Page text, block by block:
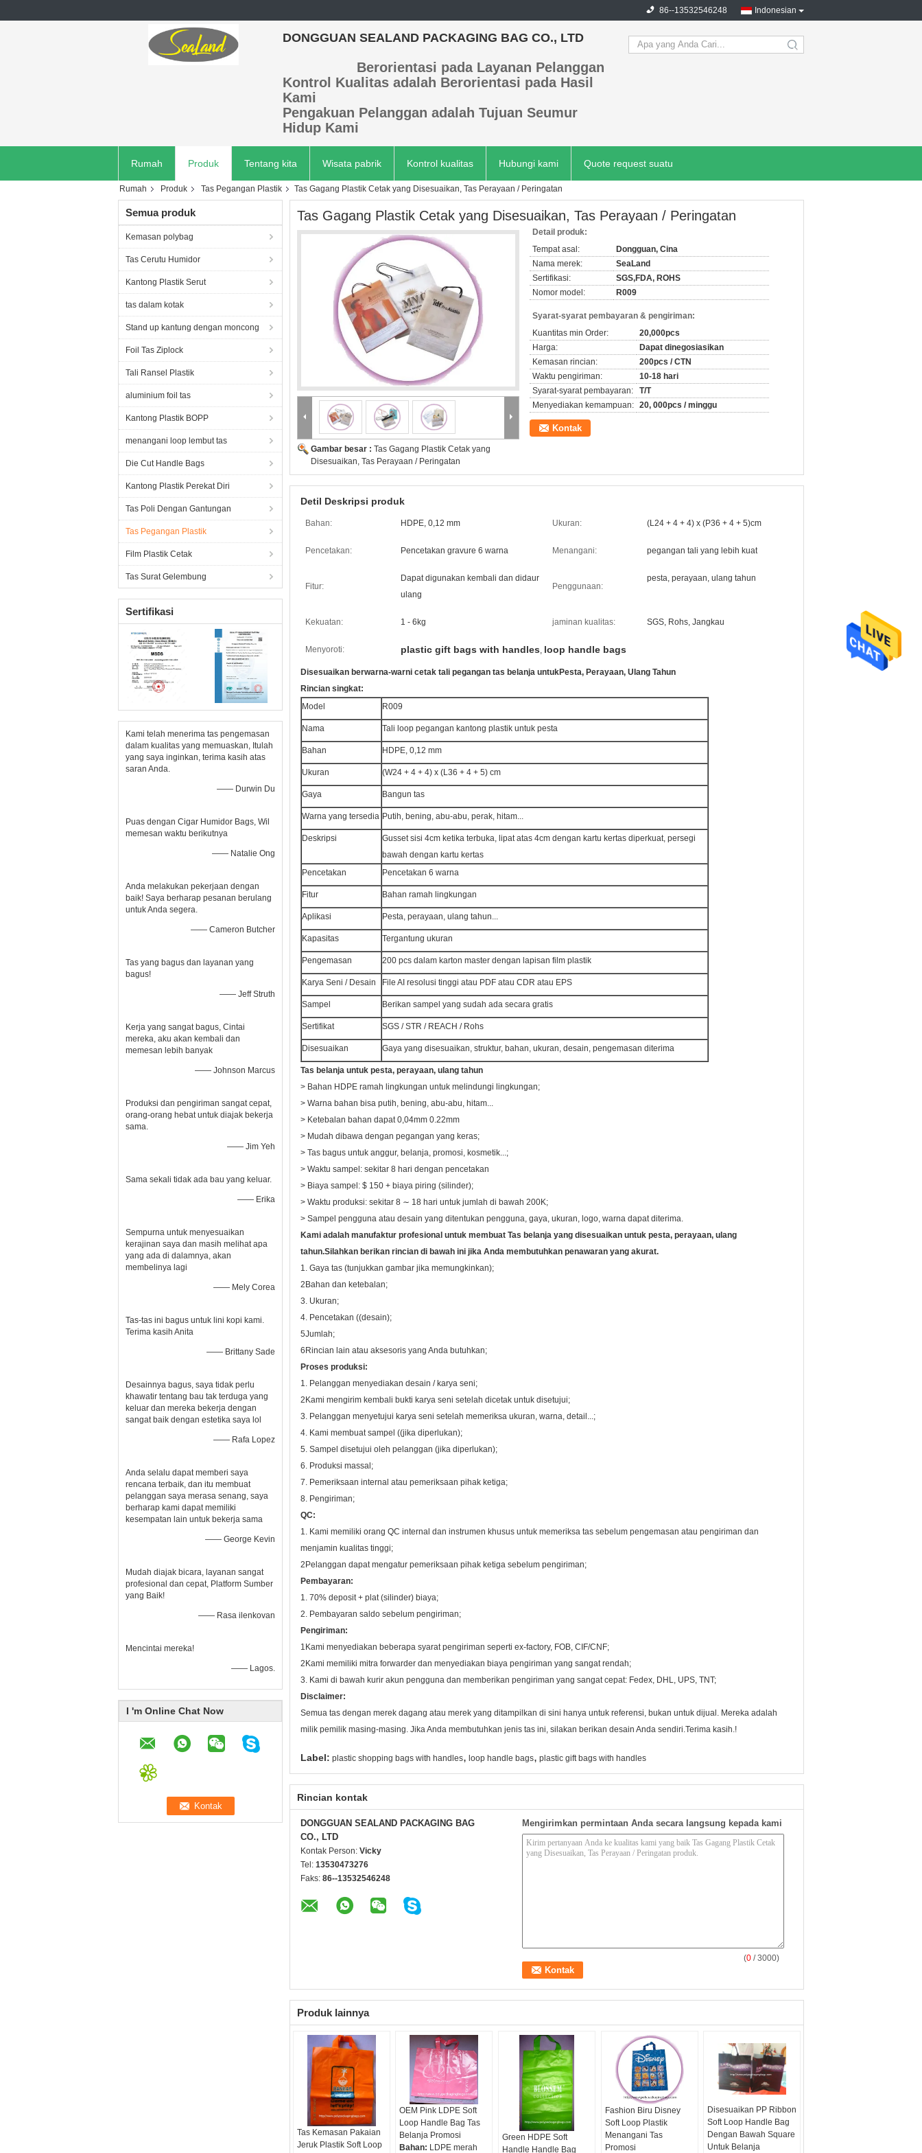
Indonesian
86--13532546248
DONGGUAN SEALAND PACKAGING BAG CO., LTD
Berorientasi pada Layanan Pelanggan
Kontrol Kualitas adalah Berorientasi pada Hasil
Kami
Pengakuan Pelanggan adalah Tujuan Seumur
Hidup Kami
search
Rumah Produk Tentang kita Wisata pabrik Kontrol kualitas Hubungi kami Quote request suatu
Rumah Produk Tas Pegangan Plastik Tas Gagang Plastik Cetak yang Disesuaikan, Tas Perayaan / Peringatan
Semua produk
Kemasan polybag
Tas Cerutu Humidor
Kantong Plastik Serut
tas dalam kotak
Stand up kantung dengan moncong
Foil Tas Ziplock
Tali Ransel Plastik
aluminium foil tas
Kantong Plastik BOPP
menangani loop lembut tas
Die Cut Handle Bags
Kantong Plastik Perekat Diri
Tas Poli Dengan Gantungan
Tas Pegangan Plastik
Film Plastik Cetak
Tas Surat Gelembung
Sertifikasi
Kami telah menerima tas pengemasan
dalam kualitas yang memuaskan, Itulah
yang saya inginkan, terima kasih atas
saran Anda.
—— Durwin Du
Puas dengan Cigar Humidor Bags, Wil
memesan waktu berikutnya
—— Natalie Ong
Anda melakukan pekerjaan dengan
baik! Saya berharap pesanan berulang
untuk Anda segera.
—— Cameron Butcher
Tas yang bagus dan layanan yang
bagus!
—— Jeff Struth
Kerja yang sangat bagus, Cintai
mereka, aku akan kembali dan
memesan lebih banyak
—— Johnson Marcus
Produksi dan pengiriman sangat cepat,
orang-orang hebat untuk diajak bekerja
sama.
—— Jim Yeh
Sama sekali tidak ada bau yang keluar.
—— Erika
Sempurna untuk menyesuaikan
kerajinan saya dan masih melihat apa
yang ada di dalamnya, akan
membelinya lagi
—— Mely Corea
Tas-tas ini bagus untuk lini kopi kami.
Terima kasih Anita
—— Brittany Sade
Desainnya bagus, saya tidak perlu
khawatir tentang bau tak terduga yang
keluar dan mereka bekerja dengan
sangat baik dengan estetika saya lol
—— Rafa Lopez
Anda selalu dapat memberi saya
rencana terbaik, dan itu membuat
pelanggan saya merasa senang, saya
berharap kami dapat memiliki
kesempatan lain untuk bekerja sama
—— George Kevin
Mudah diajak bicara, layanan sangat
profesional dan cepat, Platform Sumber
yang Baik!
—— Rasa ilenkovan
Mencintai mereka!
—— Lagos.
I 'm Online Chat Now
Tas Gagang Plastik Cetak yang Disesuaikan, Tas Perayaan / Peringatan
Gambar besar : Tas Gagang Plastik Cetak yang
Disesuaikan, Tas Perayaan / Peringatan
Detail produk:
Tempat asal:
Dongguan, Cina
Nama merek:
SeaLand
Sertifikasi:
SGS,FDA, ROHS
Nomor model:
R009
Syarat-syarat pembayaran & pengiriman:
Kuantitas min Order:
20,000pcs
Harga:
Dapat dinegosiasikan
Kemasan rincian:
200pcs / CTN
Waktu pengiriman:
10-18 hari
Syarat-syarat pembayaran:
T/T
Menyediakan kemampuan: 20, 000pcs / minggu
Kontak
Detil Deskripsi produk
Bahan: HDPE, 0,12 mm Ukuran: (L24 + 4 + 4) x (P36 + 4 + 5)cm
Pencetakan: Pencetakan gravure 6 warna Menangani: pegangan tali yang lebih kuat
Fitur:
Dapat digunakan kembali dan didaur
ulang
Penggunaan:
pesta, perayaan, ulang tahun
Kekuatan: 1 - 6kg jaminan kualitas: SGS, Rohs, Jangkau
Menyoroti: plastic gift bags with handles, loop handle bags
Disesuaikan berwarna-warni cetak tali pegangan tas belanja untukPesta, Perayaan, Ulang Tahun
Rincian singkat:
Model
R009
Nama Tali loop pegangan kantong plastik untuk pesta
Bahan HDPE, 0,12 mm
Ukuran (W24 + 4 + 4) x (L36 + 4 + 5) cm
Gaya Bangun tas
Warna yang tersedia Putih, bening, abu-abu, perak, hitam...
Deskripsi
Gusset sisi 4cm ketika terbuka, lipat atas 4cm dengan kartu kertas diperkuat, persegi
bawah dengan kartu kertas
Pencetakan
Pencetakan 6 warna
Fitur Bahan ramah lingkungan
Aplikasi Pesta, perayaan, ulang tahun...
Kapasitas Tergantung ukuran
Pengemasan 200 pcs dalam karton master dengan lapisan film plastik
Karya Seni / Desain File AI resolusi tinggi atau PDF atau CDR atau EPS
Sampel Berikan sampel yang sudah ada secara gratis
Sertifikat SGS / STR / REACH / Rohs
Disesuaikan Gaya yang disesuaikan, struktur, bahan, ukuran, desain, pengemasan diterima
Tas belanja untuk pesta, perayaan, ulang tahun
> Bahan HDPE ramah lingkungan untuk melindungi lingkungan;
> Warna bahan bisa putih, bening, abu-abu, hitam...
> Ketebalan bahan dapat 0,04mm 0.22mm
> Mudah dibawa dengan pegangan yang keras;
> Tas bagus untuk anggur, belanja, promosi, kosmetik...;
> Waktu sampel: sekitar 8 hari dengan pencetakan
> Biaya sampel: $ 150 + biaya piring (silinder);
> Waktu produksi: sekitar 8 ∼ 18 hari untuk jumlah di bawah 200K;
> Sampel pengguna atau desain yang ditentukan pengguna, gaya, ukuran, logo, warna dapat diterima.
Kami adalah manufaktur profesional untuk membuat Tas belanja yang disesuaikan untuk pesta, perayaan, ulang
tahun.Silahkan berikan rincian di bawah ini jika Anda membutuhkan penawaran yang akurat.
1. Gaya tas (tunjukkan gambar jika memungkinkan);
2Bahan dan ketebalan;
3. Ukuran;
4. Pencetakan ((desain);
5Jumlah;
6Rincian lain atau aksesoris yang Anda butuhkan;
Proses produksi:
1. Pelanggan menyediakan desain / karya seni;
2Kami mengirim kembali bukti karya seni setelah dicetak untuk disetujui;
3. Pelanggan menyetujui karya seni setelah memeriksa ukuran, warna, detail...;
4. Kami membuat sampel ((jika diperlukan);
5. Sampel disetujui oleh pelanggan (jika diperlukan);
6. Produksi massal;
7. Pemeriksaan internal atau pemeriksaan pihak ketiga;
8. Pengiriman;
QC:
1. Kami memiliki orang QC internal dan instrumen khusus untuk memeriksa tas sebelum pengemasan atau pengiriman dan
menjamin kualitas tinggi;
2Pelanggan dapat mengatur pemeriksaan pihak ketiga sebelum pengiriman;
Pembayaran:
1. 70% deposit + plat (silinder) biaya;
2. Pembayaran saldo sebelum pengiriman;
Pengiriman:
1Kami menyediakan beberapa syarat pengiriman seperti ex-factory, FOB, CIF/CNF;
2Kami memiliki mitra forwarder dan menyediakan biaya pengiriman yang sangat rendah;
3. Kami di bawah kurir akun pengguna dan memberikan pengiriman yang sangat cepat: Fedex, DHL, UPS, TNT;
Disclaimer:
Semua tas dengan merek dagang atau merek yang ditampilkan di sini hanya untuk referensi, bukan untuk dijual. Mereka adalah
milik pemilik masing-masing. Jika Anda membutuhkan jenis tas ini, silakan berikan desain Anda sendiri.Terima kasih.!
Label: plastic shopping bags with handles, loop handle bags, plastic gift bags with handles
Rincian kontak
DONGGUAN SEALAND PACKAGING BAG
CO., LTD
Kontak Person: Vicky
Tel: 13530473276
Faks: 86--13532546248
Mengirimkan permintaan Anda secara langsung kepada kami
(0 / 3000)
Produk lainnya
Tas Kemasan Pakaian
Jeruk Plastik Soft Loop
OEM Pink LDPE Soft
Loop Handle Bag Tas
Belanja Promosi
Bahan: LDPE merah
Green HDPE Soft
Handle Handle Bag
Fashion Biru Disney
Soft Loop Plastik
Menangani Tas
Promosi
Disesuaikan PP Ribbon
Soft Loop Handle Bag
Dengan Bawah Square
Untuk Belanja